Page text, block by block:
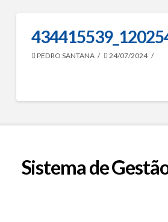
PEDRO SANTANA 24/07/2024
Sistema de